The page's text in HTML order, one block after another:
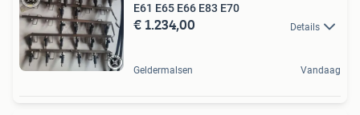
E61 E65 E66 E83 E70
€ 1.234,00 Details
Geldermalsen Vandaag